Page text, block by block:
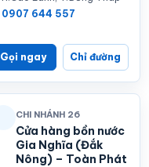
0907 644 557
Gọi ngay Chỉ đường
CHI NHÁNH 26
Cửa hàng bồn nước
Gia Nghĩa (Đắk
Nông) – Toàn Phát